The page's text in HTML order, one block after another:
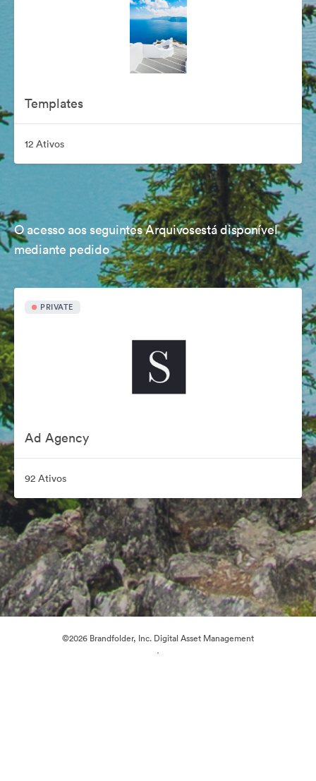
Templates
12 Ativos
O acesso aos seguintes Arquivosestá disponível
mediante pedido
PRIVATE
Ad Agency
92 Ativos
©2026 Brandfolder, Inc. Digital Asset Management
·